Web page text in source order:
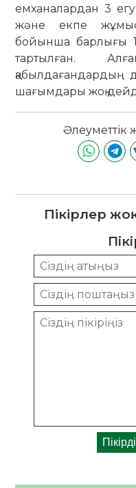
емханалардан 3
және екпе
бойынша барлығы
тартылған.
қабылдағандардың
шағымдары жоқ
Әлеуметтік
Пікірлер